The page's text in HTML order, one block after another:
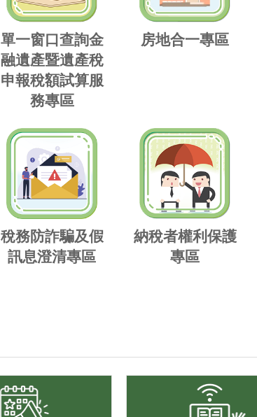
單一窗口查詢金
融遺產暨遺產稅
申報稅額試算服
務專區
房地合一專區
稅務防詐騙及假
訊息澄清專區
納稅者權利保護
專區